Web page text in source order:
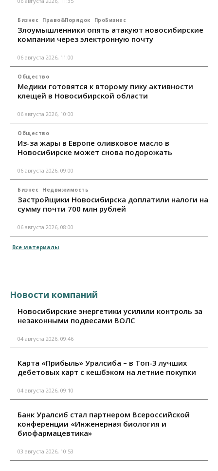
Бизнес Право&Порядок ПроБизнес
Злоумышленники опять атакуют новосибирские
компании через электронную почту
06 августа 2026, 11:00
Общество
Медики готовятся к второму пику активности
клещей в Новосибирской области
06 августа 2026, 10:00
Общество
Из-за жары в Европе оливковое масло в
Новосибирске может снова подорожать
06 августа 2026, 09:00
Бизнес Недвижимость
Застройщики Новосибирска доплатили налоги на
сумму почти 700 млн рублей
06 августа 2026, 08:00
Все материалы
Новости компаний
Новосибирские энергетики усилили контроль за
незаконными подвесами ВОЛС
04 августа 2026, 09:46
Карта «Прибыль» Уралсиба – в Топ-3 лучших
дебетовых карт с кешбэком на летние покупки
04 августа 2026, 09:10
Банк Уралсиб стал партнером Всероссийской
конференции «Инженерная биология и
биофармацевтика»
03 августа 2026, 10:53